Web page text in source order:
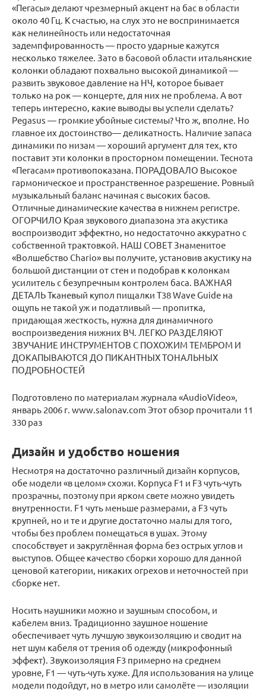
«Пегасы» делают чрезмерный акцент на бас в области
около 40 Гц. К счастью, на слух это не воспринимается
как нелинейность или недостаточная
задемпфированность — просто ударные кажутся
несколько тяжелее. Зато в басовой области итальянские
колонки обладают похвально высокой динамикой —
развить звуковое давление на НЧ, которое бывает
только на рок — концерте, для них не проблема. А вот
теперь интересно, какие выводы вы успели сделать?
Pegasus — громкие убойные системы? Что ж, вполне. Но
главное их достоинство— деликатность. Наличие запаса
динамики по низам — хороший аргумент для тех, кто
поставит эти колонки в просторном помещении. Теснота
«Пегасам» противопоказана. ПОРАДОВАЛО Высокое
гармоническое и пространственное разрешение. Ровный
музыкальный баланс начиная с высоких басов.
Отличные динамические качества в нижнем регистре.
ОГОРЧИЛО Края звукового диапазона эта акустика
воспроизводит эффектно, но недостаточно аккуратно с
собственной трактовкой. НАШ СОВЕТ Знаменитое
«Волшебство Chario» вы получите, установив акустику на
большой дистанции от стен и подобрав к колонкам
усилитель с безупречным контролем баса. ВАЖНАЯ
ДЕТАЛЬ Тканевый купол пищалки Т38 Wave Guide на
ощупь не такой уж и податливый — пропитка,
придающая жесткость, нужна для динамичного
воспроизведения нижних ВЧ. ЛЕГКО РАЗДЕЛЯЮТ
ЗВУЧАНИЕ ИНСТРУМЕНТОВ С ПОХОЖИМ ТЕМБРОМ И
ДОКАПЫВАЮТСЯ ДО ПИКАНТНЫХ ТОНАЛЬНЫХ
ПОДРОБНОСТЕЙ
Подготовлено по материалам журнала «AudioVideo»,
январь 2006 г. www.salonav.com Этот обзор прочитали 11
330 раз
Дизайн и удобство ношения
Несмотря на достаточно различный дизайн корпусов,
обе модели «в целом» схожи. Корпуса F1 и F3 чуть-чуть
прозрачны, поэтому при ярком свете можно увидеть
внутренности. F1 чуть меньше размерами, а F3 чуть
крупней, но и те и другие достаточно малы для того,
чтобы без проблем помещаться в ушах. Этому
способствует и закруглённая форма без острых углов и
выступов. Общее качество сборки хорошо для данной
ценовой категории, никаких огрехов и неточностей при
сборке нет.
Носить наушники можно и заушным способом, и
кабелем вниз. Традиционно заушное ношение
обеспечивает чуть лучшую звукоизоляцию и сводит на
нет шум кабеля от трения об одежду (микрофонный
эффект). Звукоизоляция F3 примерно на среднем
уровне, F1 — чуть-чуть хуже. Для использования на улице
модели подойдут, но в метро или самолёте — изоляции